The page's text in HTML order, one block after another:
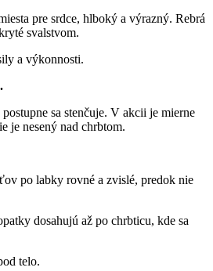
pre srdce, hlboký a výrazný. Rebrá
svalstvom.
a výkonnosti.
sa stenčuje. V akcii je mierne
je nesený nad chrbtom.
po labky rovné a zvislé, predok nie
dosahujú až po chrbticu, kde sa
telo.